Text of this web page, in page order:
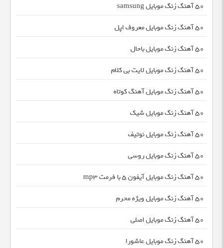
50 آهنگ زنگ موبایل samsung
50 آهنگ زنگ موبایل معروف اپل
50 آهنگ زنگ موبایل باحال
50 آهنگ زنگ موبایل لایت بی کلام
50 آهنگ زنگ موبایل آهنگ کوتاه
50 آهنگ زنگ موبایل شیک
50 آهنگ زنگ موبایل نوتیف
50 آهنگ زنگ موبایل روسی
50 آهنگ زنگ موبایل آیفون 5 با فرمت mp3
50 آهنگ زنگ موبایل ویژه محرم
50 آهنگ زنگ موبایل اصلی
50 آهنگ زنگ موبایل عاشورا